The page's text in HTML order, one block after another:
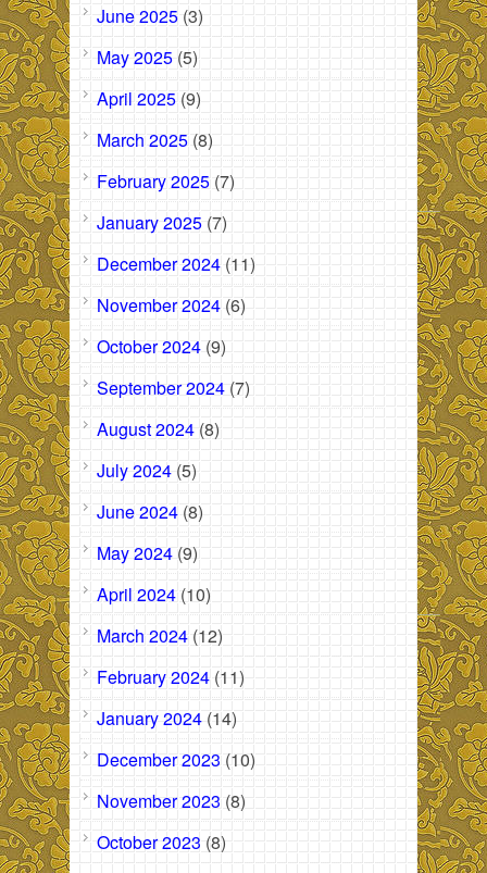
June 2025 (3)
May 2025 (5)
April 2025 (9)
March 2025 (8)
February 2025 (7)
January 2025 (7)
December 2024 (11)
November 2024 (6)
October 2024 (9)
September 2024 (7)
August 2024 (8)
July 2024 (5)
June 2024 (8)
May 2024 (9)
April 2024 (10)
March 2024 (12)
February 2024 (11)
January 2024 (14)
December 2023 (10)
November 2023 (8)
October 2023 (8)